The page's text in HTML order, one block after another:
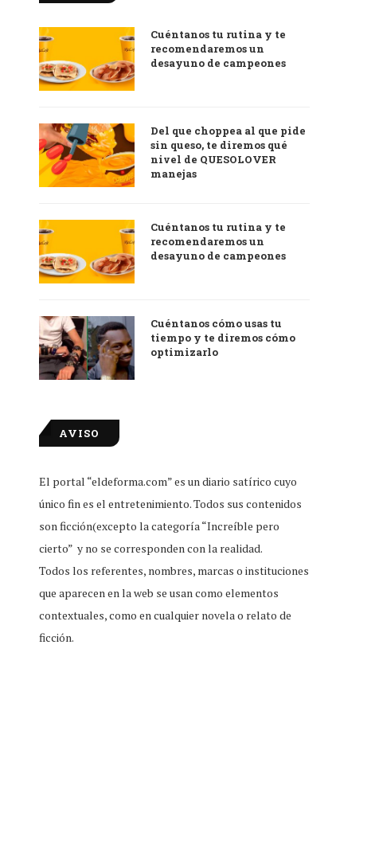
Cuéntanos tu rutina y te
recomendaremos un
desayuno de campeones
Del que choppea al que pide
sin queso, te diremos qué
nivel de QUESOLOVER
manejas
Cuéntanos tu rutina y te
recomendaremos un
desayuno de campeones
Cuéntanos cómo usas tu
tiempo y te diremos cómo
optimizarlo
AVISO
El portal “eldeforma.com” es un diario satírico cuyo
único fin es el entretenimiento. Todos sus contenidos
son ficción(excepto la categoría “Increíble pero
cierto” y no se corresponden con la realidad.
Todos los referentes, nombres, marcas o instituciones
que aparecen en la web se usan como elementos
contextuales, como en cualquier novela o relato de
ficción.